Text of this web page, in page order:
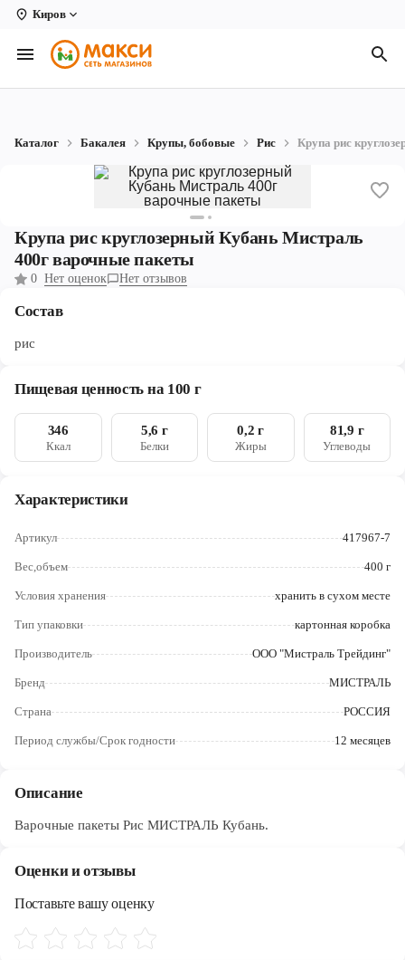
Киров
Вологда
Архангельск
Коряжма
Котлас
Новодвинск
Рыбинск
Череповец
Ярославль
Каталог Бакалея Крупы, бобовые Рис Крупа рис
Крупа рис круглозерный Кубань Мистраль
400г варочные пакеты
0 Нет оценок Нет отзывов
Состав
рис
Пищевая ценность на 100 г
346
Ккал
5,6 г
Белки
0,2 г
Жиры
81,9 г
Углеводы
Характеристики
Артикул 417967-7
Вес,объем 400 г
Условия хранения хранить в сухом месте
Тип упаковки картонная коробка
Производитель ООО "Мистраль Трейдинг"
Бренд МИСТРАЛЬ
Страна РОССИЯ
Период службы/Срок годности 12 месяцев
Описание
Варочные пакеты Рис МИСТРАЛЬ Кубань.
Оценки и отзывы
Поставьте вашу оценку